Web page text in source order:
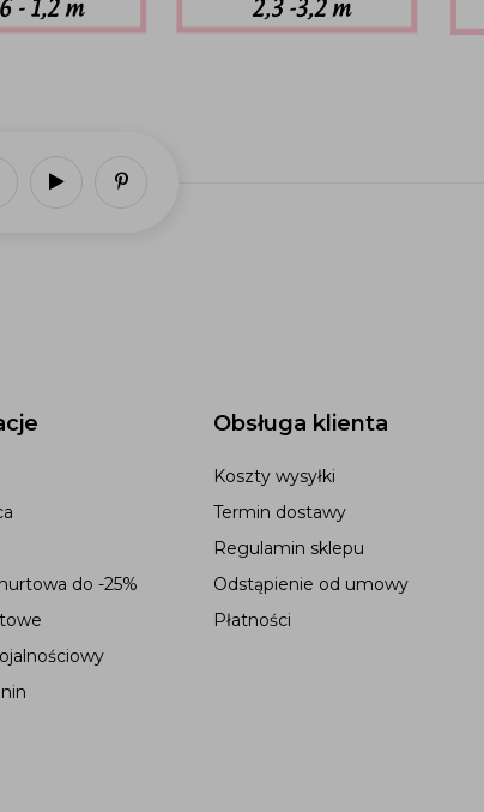
do -25%
Obsługa klienta
Koszty wysyłki
Termin dostawy
Regulamin sklepu
Odstąpienie od umowy
Płatności